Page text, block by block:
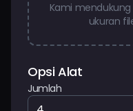
Kami mendukung
ukuran
Opsi Alat
Jumlah